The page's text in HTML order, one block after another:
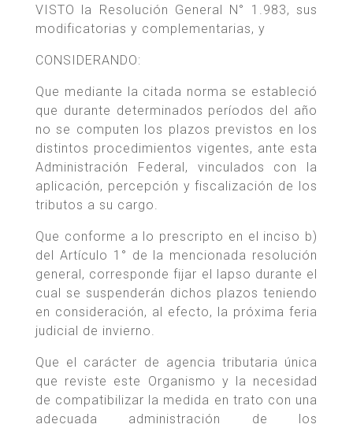
VISTO la Resolución General N° 1.983, sus
modificatorias y complementarias, y
CONSIDERANDO:
Que mediante la citada norma se estableció
que durante determinados períodos del año
no se computen los plazos previstos en los
distintos procedimientos vigentes, ante esta
Administración Federal, vinculados con la
aplicación, percepción y fiscalización de los
tributos a su cargo.
Que conforme a lo prescripto en el inciso b)
del Artículo 1° de la mencionada resolución
general, corresponde fijar el lapso durante el
cual se suspenderán dichos plazos teniendo
en consideración, al efecto, la próxima feria
judicial de invierno.
Que el carácter de agencia tributaria única
que reviste este Organismo y la necesidad
de compatibilizar la medida en trato con una
adecuada administración de los